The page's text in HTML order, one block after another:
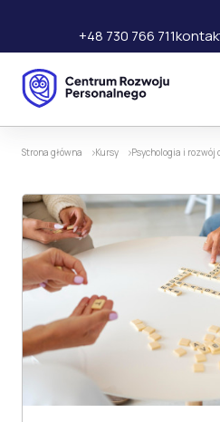
+48 730 766 711
120 zł 300 zł
Strona główna Kursy Psychologia i rozwój